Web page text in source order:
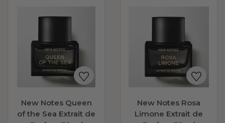
New Notes Queen
of the Sea Extrait de
New Notes Rosa
Limone Extrait de